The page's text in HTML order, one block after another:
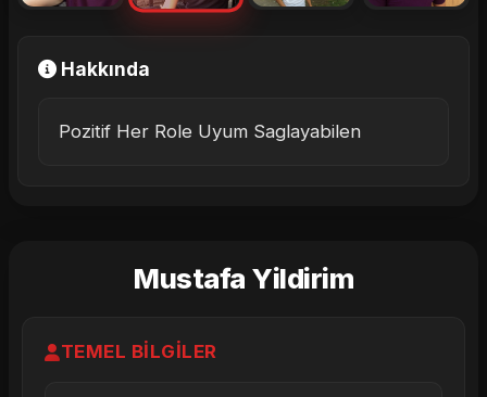
Hakkında
Pozitif Her Role Uyum Saglayabilen
Mustafa Yildirim
TEMEL BILGILER